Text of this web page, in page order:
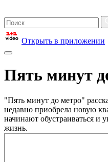
Открыть в приложении
Пять минут
"Пять минут до метро"
недавно приобрела новую
начинают обустраиваться и
жизнь.